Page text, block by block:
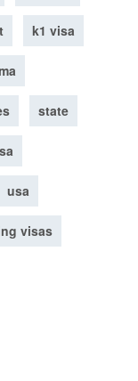
k1 visa
state
usa
visas